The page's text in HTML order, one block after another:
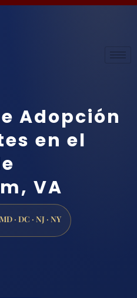
Adopción
en el
VA
· DC · NJ · NY